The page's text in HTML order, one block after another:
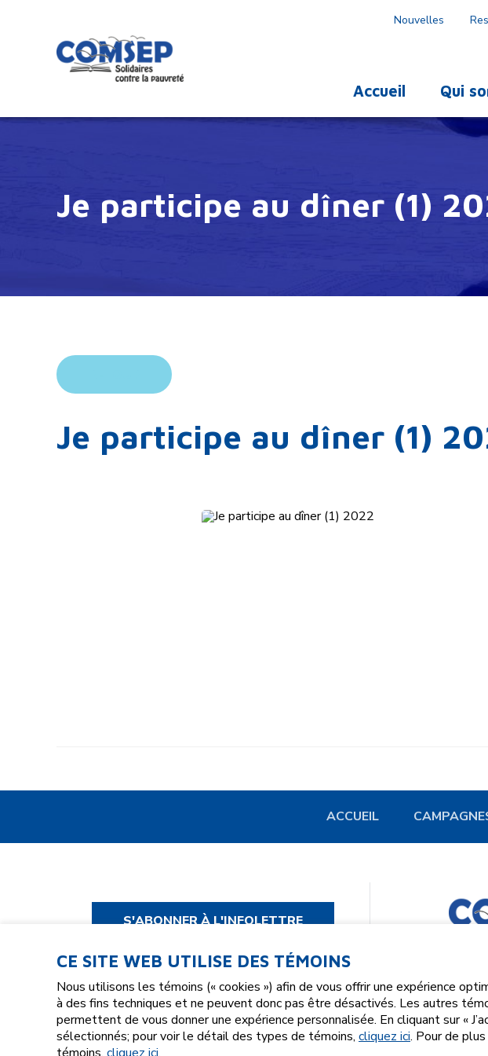
Nouvelles
Accueil Qui
Je participe au dîner (1)
Je participe au dîner (1)
ACCUEIL
S'ABONNER À L'INFOLETTRE
PROPULSÉ PAR
CE SITE WEB UTILISE DES TÉMOINS
Nous utilisons les témoins (« cookies ») afin de vous offrir une expérience
à des fins techniques et ne peuvent donc pas être désactivés. Les autres
permettent de vous donner une expérience personnalisée. En cliquant sur «
sélectionnés; pour voir le détail des types de témoins, cliquez ici. Pour de